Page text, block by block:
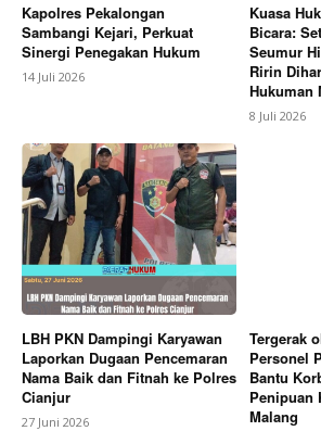
Kapolres Pekalongan
Sambangi Kejari, Perkuat
Sinergi Penegakan Hukum
14 Juli 2026
Kuasa
Bicara:
Seumur
Ririn
Hukuman
8 Juli 2026
LBH PKN Dampingi Karyawan
Laporkan Dugaan Pencemaran
Nama Baik dan Fitnah ke Polres
Cianjur
27 Juni 2026
Tergerak
Personel
Bantu
Penipuan
Malang